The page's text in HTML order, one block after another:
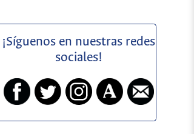
¡Síguenos en nuestras redes
sociales!